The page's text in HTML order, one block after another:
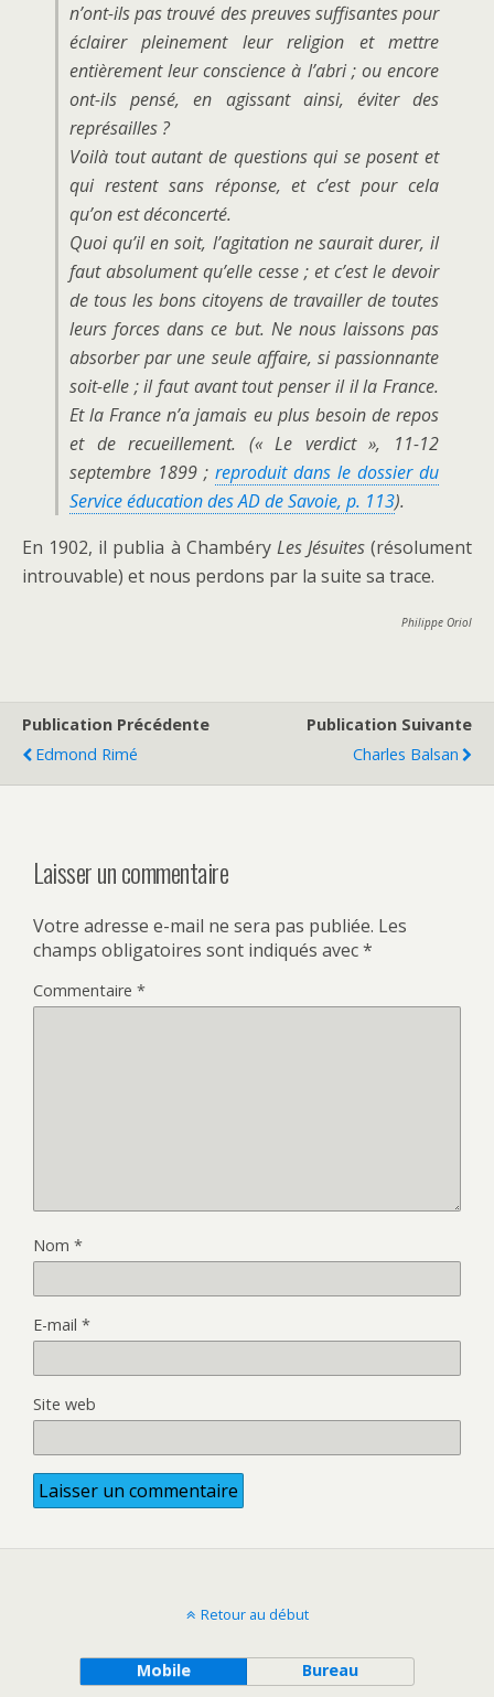
n’ont-ils pas trouvé des preuves suffisantes pour
éclairer pleinement leur religion et mettre
entièrement leur conscience à l’abri ; ou encore
ont-ils pensé, en agissant ainsi, éviter des
représailles ?
Voilà tout autant de questions qui se posent et
qui restent sans réponse, et c’est pour cela
qu’on est déconcerté.
Quoi qu’il en soit, l’agitation ne saurait durer, il
faut absolument qu’elle cesse ; et c’est le devoir
de tous les bons citoyens de travailler de toutes
leurs forces dans ce but. Ne nous laissons pas
absorber par une seule affaire, si passionnante
soit-elle ; il faut avant tout penser il il la France.
Et la France n’a jamais eu plus besoin de repos
et de recueillement. (« Le verdict », 11-12
septembre 1899 ; reproduit dans le dossier du
Service éducation des AD de Savoie, p. 113).
En 1902, il publia à Chambéry Les Jésuites(résolument
introuvable) et nous perdons par la suite sa trace.
Philippe Oriol
Publication Précédente
Edmond Rimé
Publication Suivante
Charles Balsan
Laisser un commentaire
Votre adresse e-mail ne sera pas publiée. Les
champs obligatoires sont indiqués avec*
Commentaire *
Nom *
E-mail *
Site web
Retour au début
Mobile Bureau